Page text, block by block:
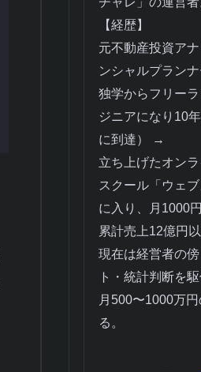
【経歴】
元不動産投資ア
ンシャルプラン
独学からフリー
ジニアになり10
に到達） →
立ち上げたオン
スクール「ウェ
に入り、月1000
累計売上12億円
現在は経営者の
ト・統計判断を
月500〜1000万
る。